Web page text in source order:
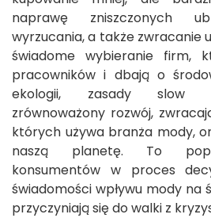
naprawę zniszczonych
wyrzucania, a także zwracanie
świadome wybieranie firm,
pracowników i dbają o
ekologii, zasady slow
zrównoważony rozwój,
których używa branża mody,
naszą planetę. To
konsumentów w proces
świadomości wpływu mody na
przyczyniają się do walki z